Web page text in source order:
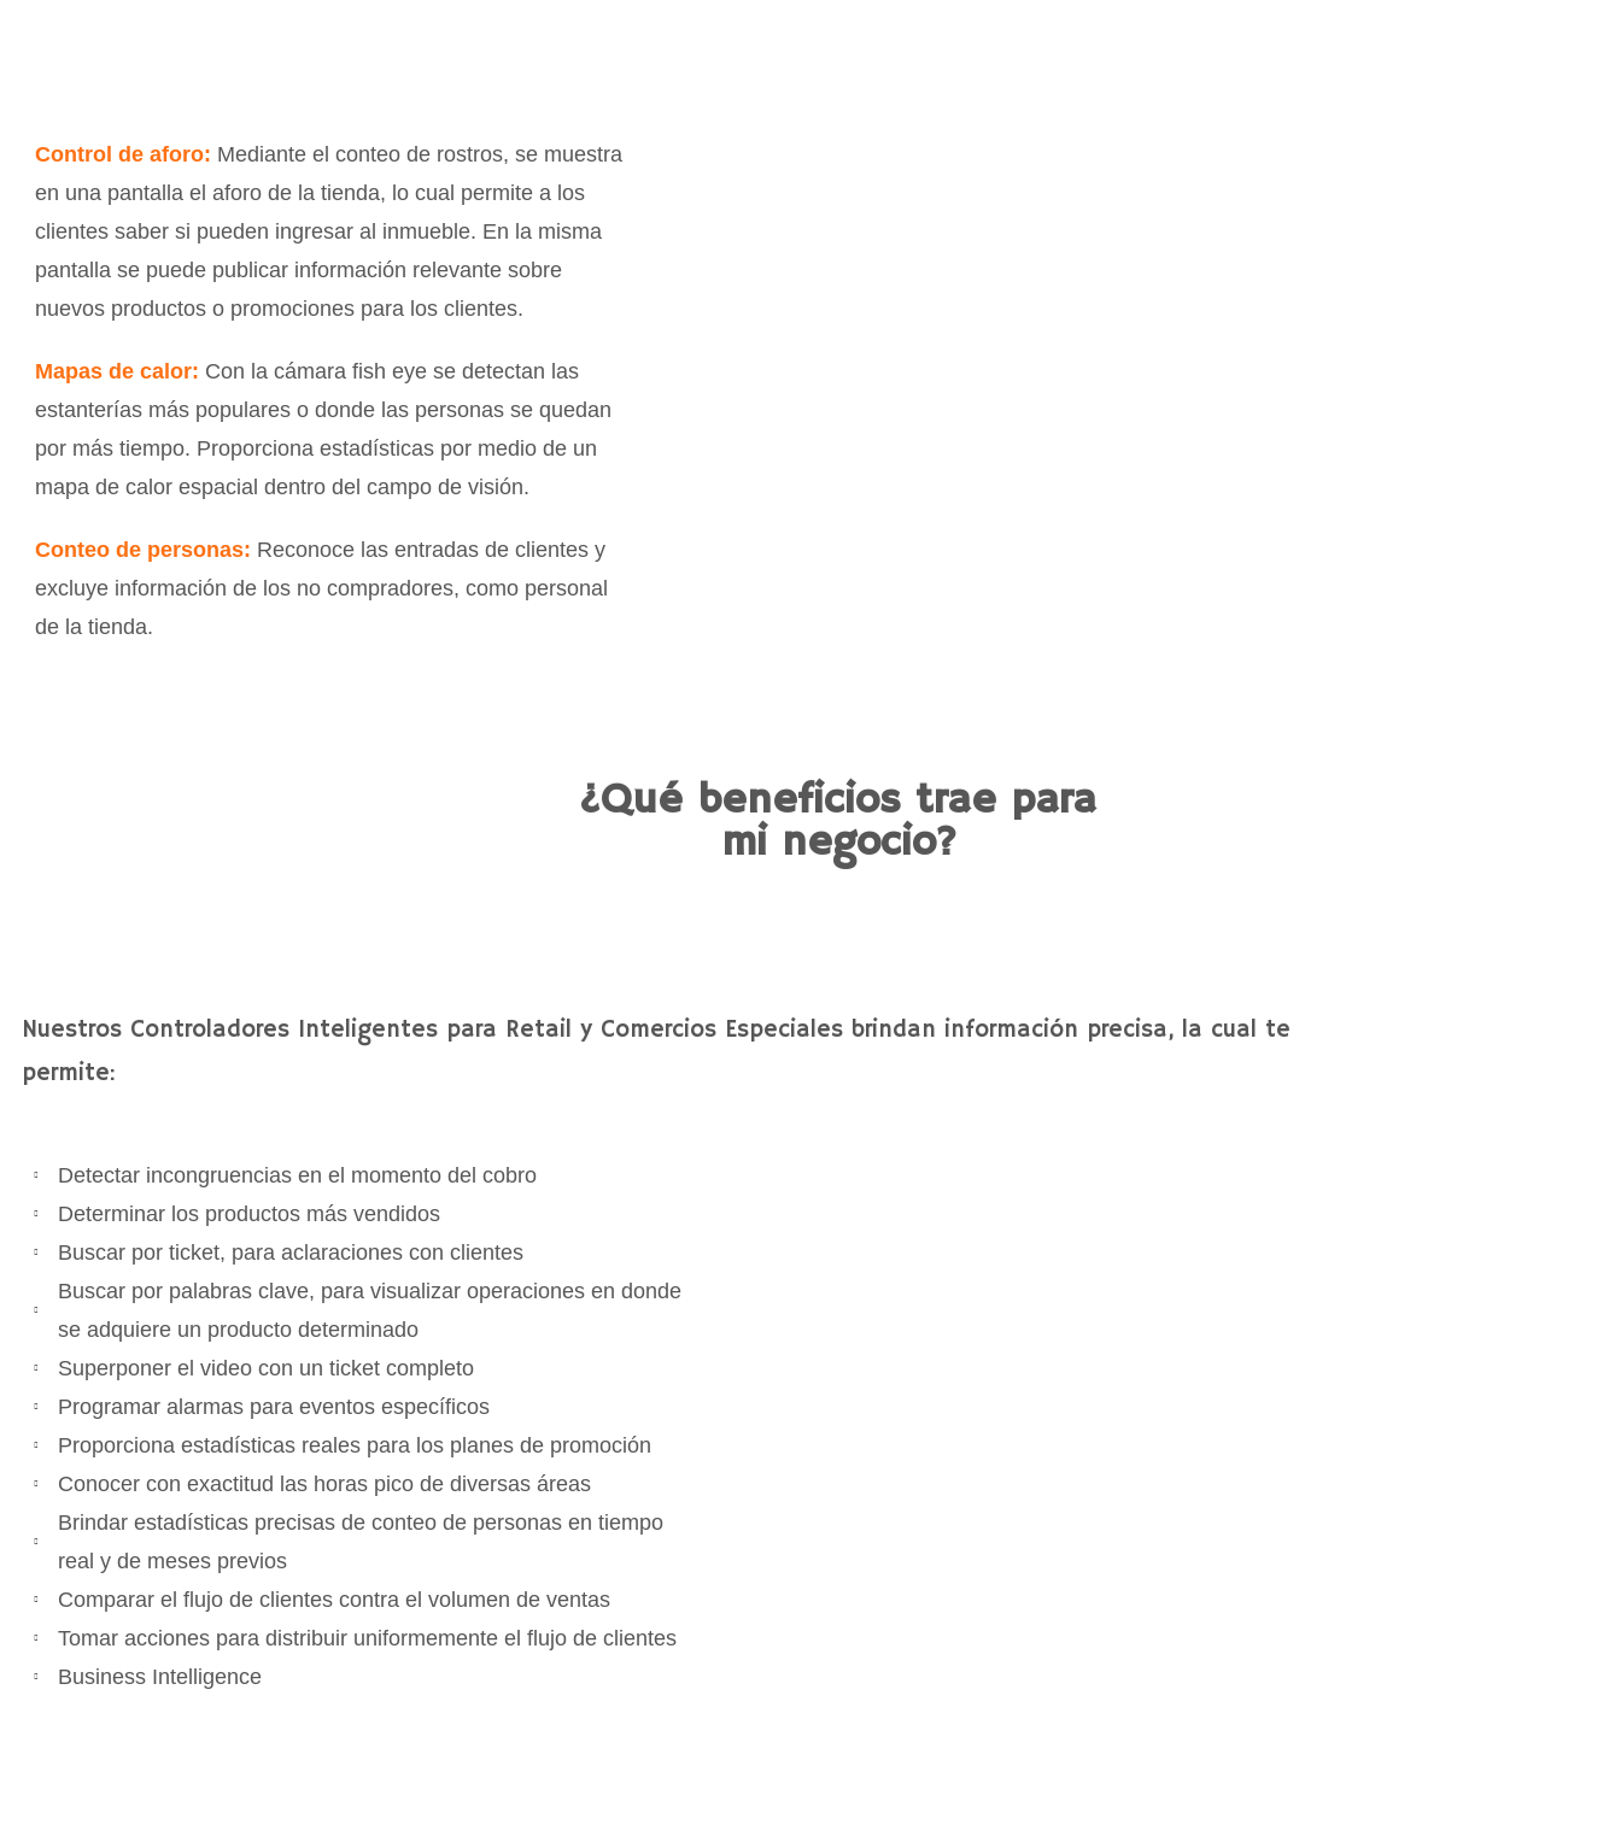
Control de aforo: Mediante el conteo de rostros, se muestra
en una pantalla el aforo de la tienda, lo cual permite a los
clientes saber si pueden ingresar al inmueble. En la misma
pantalla se puede publicar información relevante sobre
nuevos productos o promociones para los clientes.
Mapas de calor: Con la cámara fish eye se detectan las
estanterías más populares o donde las personas se quedan
por más tiempo. Proporciona estadísticas por medio de un
mapa de calor espacial dentro del campo de visión.
Conteo de personas: Reconoce las entradas de clientes y
excluye información de los no compradores, como personal
de la tienda.
¿Qué beneficios trae para
mi negocio?
Nuestros Controladores Inteligentes para Retail y Comercios Especiales brindan información precisa, la cual te
permite:
Detectar incongruencias en el momento del cobro
Determinar los productos más vendidos
Buscar por ticket, para aclaraciones con clientes
Buscar por palabras clave, para visualizar operaciones en donde
se adquiere un producto determinado
Superponer el video con un ticket completo
Programar alarmas para eventos específicos
Proporciona estadísticas reales para los planes de promoción
Conocer con exactitud las horas pico de diversas áreas
Brindar estadísticas precisas de conteo de personas en tiempo
real y de meses previos
Comparar el flujo de clientes contra el volumen de ventas
Tomar acciones para distribuir uniformemente el flujo de clientes
Business Intelligence